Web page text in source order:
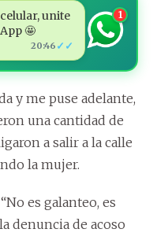
unite
🤩
20:46 ✓✓
1
y me puse adelante,
una cantidad de
a salir a la calle
la mujer.
es galanteo, es
denuncia de acoso